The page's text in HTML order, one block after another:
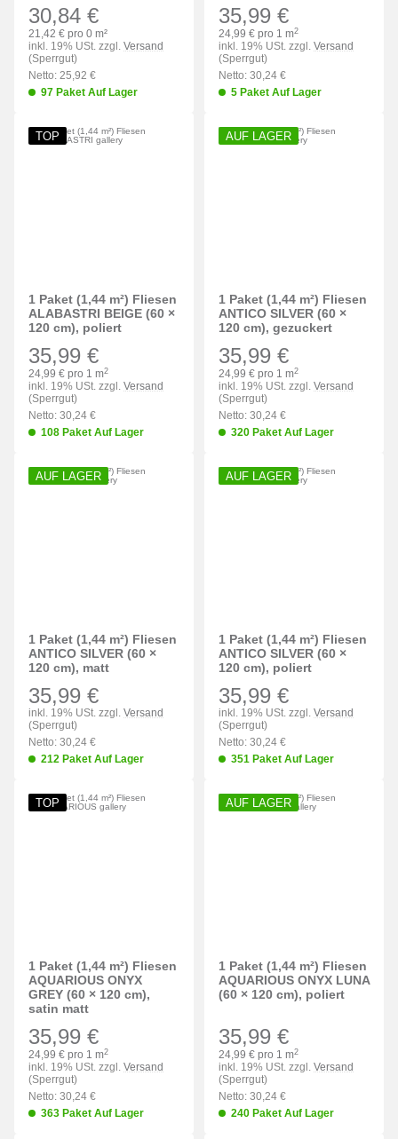
30,84 €
21,42 € pro 0 m²
inkl. 19% USt. zzgl. Versand
(Sperrgut)
Netto: 25,92 €
97 Paket Auf Lager
35,99 €
24,99 € pro 1 m2
inkl. 19% USt. zzgl. Versand
(Sperrgut)
Netto: 30,24 €
5 Paket Auf Lager
TOP
1 Paket (1,44 m²) Fliesen
ALABASTRI BEIGE (60 ×
120 cm), poliert
35,99 €
24,99 € pro 1 m2
inkl. 19% USt. zzgl. Versand
(Sperrgut)
Netto: 30,24 €
108 Paket Auf Lager
AUF LAGER
1 Paket (1,44 m²) Fliesen
ANTICO SILVER (60 ×
120 cm), gezuckert
35,99 €
24,99 € pro 1 m2
inkl. 19% USt. zzgl. Versand
(Sperrgut)
Netto: 30,24 €
320 Paket Auf Lager
AUF LAGER
1 Paket (1,44 m²) Fliesen
ANTICO SILVER (60 ×
120 cm), matt
35,99 €
inkl. 19% USt. zzgl. Versand
(Sperrgut)
Netto: 30,24 €
212 Paket Auf Lager
AUF LAGER
1 Paket (1,44 m²) Fliesen
ANTICO SILVER (60 ×
120 cm), poliert
35,99 €
inkl. 19% USt. zzgl. Versand
(Sperrgut)
Netto: 30,24 €
351 Paket Auf Lager
TOP
1 Paket (1,44 m²) Fliesen
AQUARIOUS ONYX
GREY (60 × 120 cm),
satin matt
35,99 €
24,99 € pro 1 m2
inkl. 19% USt. zzgl. Versand
(Sperrgut)
Netto: 30,24 €
363 Paket Auf Lager
AUF LAGER
1 Paket (1,44 m²) Fliesen
AQUARIOUS ONYX LUNA
(60 × 120 cm), poliert
35,99 €
24,99 € pro 1 m2
inkl. 19% USt. zzgl. Versand
(Sperrgut)
Netto: 30,24 €
240 Paket Auf Lager